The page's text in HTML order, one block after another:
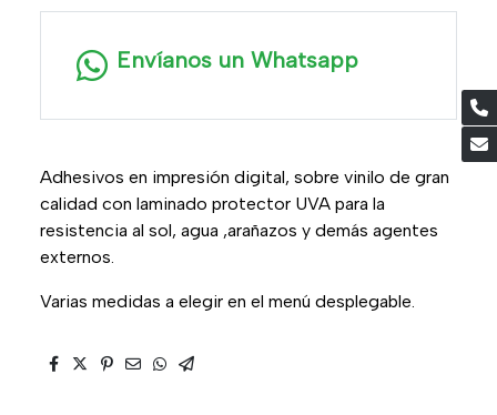
Envíanos un Whatsapp
Adhesivos en impresión digital, sobre vinilo de gran
calidad con laminado protector UVA para la
resistencia al sol, agua ,arañazos y demás agentes
externos.
Varias medidas a elegir en el menú desplegable.